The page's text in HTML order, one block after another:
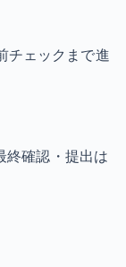
ェックまで進
終確認・提出は